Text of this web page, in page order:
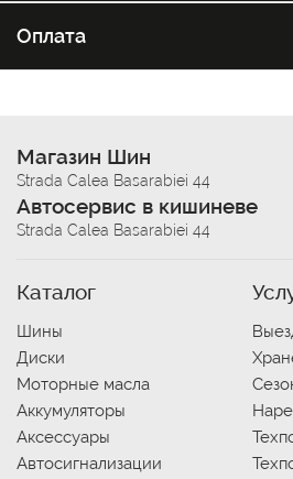
Оплата
Магазин Шин
Strada Calea Basarabiei 44
Автосервис в кишиневе
Strada Calea Basarabiei 44
Каталог
Шины
Диски
Моторные масла
Аккумуляторы
Аксессуары
Автосигнализации